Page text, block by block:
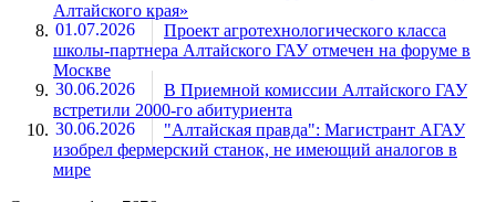
Алтайского края»
01.07.2026
Проект агротехнологического класса
школы-партнера Алтайского ГАУ отмечен на форуме в
Москве
30.06.2026
В Приемной комиссии Алтайского ГАУ
встретили 2000-го абитуриента
30.06.2026
"Алтайская правда": Магистрант АГАУ
изобрел фермерский станок, не имеющий аналогов в
мире